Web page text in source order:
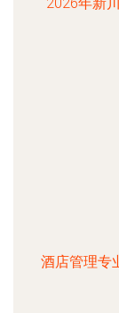
酒店管理专